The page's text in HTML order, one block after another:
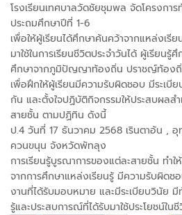
โรงเรียนเทศบาลวัดชัยชุมพล จัดโครงก
ประถมศึกษาปีที่ 1-6
เพื่อให้ผู้เรียนได้ศึกษาค้นคว้าจากแหล่งเรี
มาใช้ในการเรียนชีวิตประจำวันได้ ผู้เรียนรู้
ศึกษาจากภูมิปัญญาท้องถิ่น ปราชญ์ท้องถิ่
เพื่อฝึกให้ผู้เรียนมีความรับผิดชอบ มีระเบี
กัน และตั้งใจปฏิบัติกิจกรรมให้ประสบผลส
สายชั้น ตามปฏิทิน ดังนี้
ป.4 วันที่ 17 ธันวาคม 2568 เรินตาอ้น , อุ
ควนขนุน จังหวัดพัทลุง
การเรียนรู้บูรณาการของแต่ละสายชั้น ทำ
จากการศึกษาแหล่งเรียนรู้ มีความรับผิดช
งานที่ได้รับมอบหมาย และมีระเบียบวินัย
รู้และประสบการณ์ที่ได้รับมาใช้ประโยชน์ใน